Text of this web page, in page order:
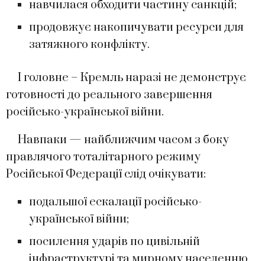
навчилася обходити частину санкцій;
продовжує накопичувати ресурси для
затяжного конфлікту.
І головне – Кремль наразі не демонструє
готовності до реального завершення
російсько-української війни.
Навпаки — найближчим часом з боку
правлячого тоталітарного режиму
Російської Федерації слід очікувати:
подальшої ескалації російсько-
української війни;
посилення ударів по цивільній